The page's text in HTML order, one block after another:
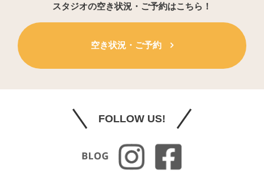
スタジオの空き状況・ご予約はこちら！
空き状況・ご予約
FOLLOW US!